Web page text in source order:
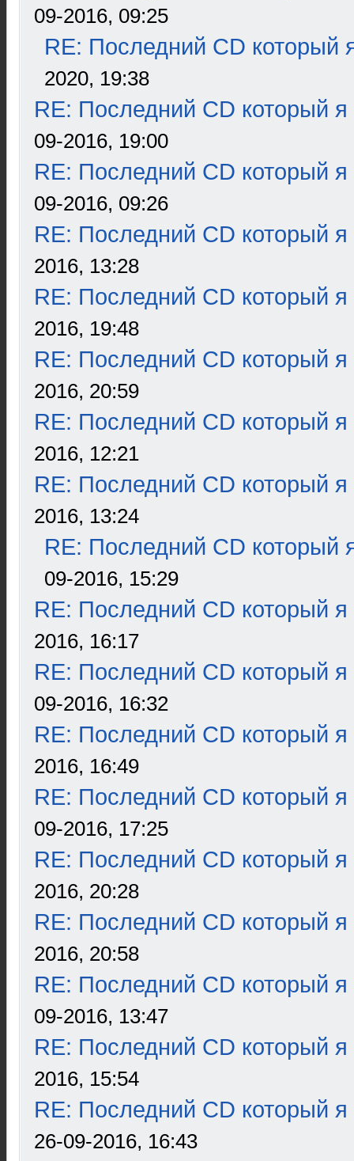
09-2016, 09:25
RE: Последний CD который
2020, 19:38
RE: Последний CD который я
09-2016, 19:00
RE: Последний CD который я
09-2016, 09:26
RE: Последний CD который я
2016, 13:28
RE: Последний CD который я
2016, 19:48
RE: Последний CD который я
2016, 20:59
RE: Последний CD который я
2016, 12:21
RE: Последний CD который я
2016, 13:24
RE: Последний CD который
09-2016, 15:29
RE: Последний CD который я
2016, 16:17
RE: Последний CD который я
09-2016, 16:32
RE: Последний CD который я
2016, 16:49
RE: Последний CD который я
09-2016, 17:25
RE: Последний CD который я
2016, 20:28
RE: Последний CD который я
2016, 20:58
RE: Последний CD который я
09-2016, 13:47
RE: Последний CD который я
2016, 15:54
RE: Последний CD который я
26-09-2016, 16:43